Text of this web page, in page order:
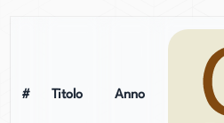
# Titolo Anno